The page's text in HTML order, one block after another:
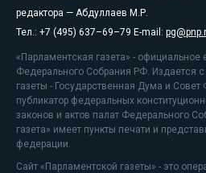
редактора — Абдуллаев М.Р.
Тел.: +7 (495) 637–69–79 E-mail:
«Парламентская газета» -
Федерального Собрания РФ. Издается
газеты - Государственная Дума и
публикатор федеральных
законов и актов палат Федерального
газета» имеет пункты печати и
федерации.
Сайт «Парламентской газеты» - это